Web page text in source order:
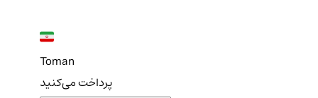
Toman
پرداخت می‌کنید